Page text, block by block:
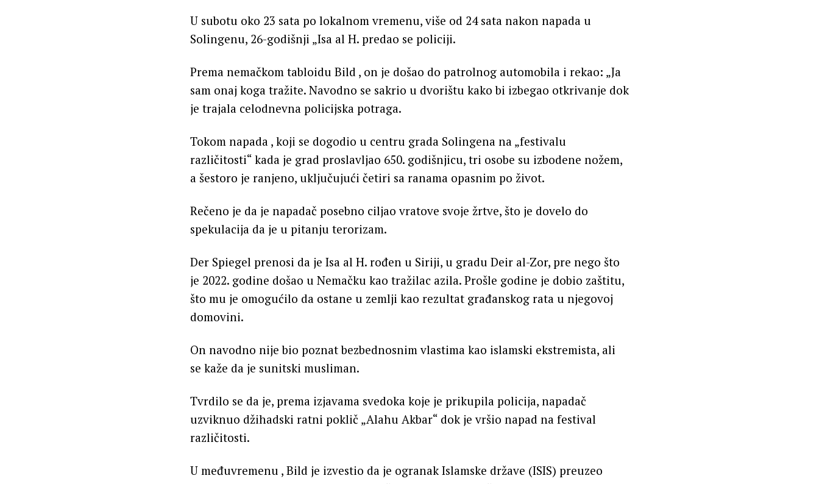
U subotu oko 23 sata po lokalnom vremenu, više od 24 sata nakon napada u
Solingenu, 26-godišnji „Isa al H. predao se policiji.
Prema nemačkom tabloidu Bild , on je došao do patrolnog automobila i rekao: „Ja
sam onaj koga tražite. Navodno se sakrio u dvorištu kako bi izbegao otkrivanje dok
je trajala celodnevna policijska potraga.
Tokom napada , koji se dogodio u centru grada Solingena na „festivalu
različitosti“ kada je grad proslavljao 650. godišnjicu, tri osobe su izbodene nožem,
a šestoro je ranjeno, uključujući četiri sa ranama opasnim po život.
Rečeno je da je napadač posebno ciljao vratove svoje žrtve, što je dovelo do
spekulacija da je u pitanju terorizam.
Der Spiegel prenosi da je Isa al H. rođen u Siriji, u gradu Deir al-Zor, pre nego što
je 2022. godine došao u Nemačku kao tražilac azila. Prošle godine je dobio zaštitu,
što mu je omogućilo da ostane u zemlji kao rezultat građanskog rata u njegovoj
domovini.
On navodno nije bio poznat bezbednosnim vlastima kao islamski ekstremista, ali
se kaže da je sunitski musliman.
Tvrdilo se da je, prema izjavama svedoka koje je prikupila policija, napadač
uzviknuo džihadski ratni poklič „Alahu Akbar“ dok je vršio napad na festival
različitosti.
U međuvremenu , Bild je izvestio da je ogranak Islamske države (ISIS) preuzeo